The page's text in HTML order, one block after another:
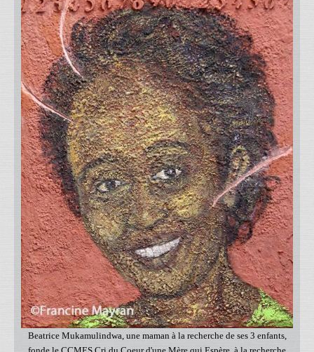
Beatrice Mukamulindwa, une maman à la recherche de ses 3 enfants,